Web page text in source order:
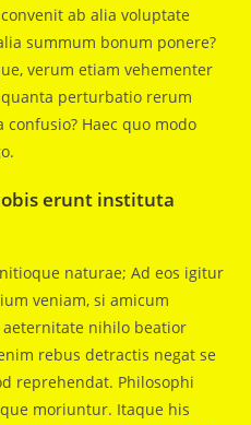
ab alia voluptate
summum bonum ponere?
verum etiam vehementer
perturbatio rerum
Haec quo modo
erunt instituta
naturae; Ad eos igitur
veniam, si amicum
nihilo beatior
rebus detractis negat se
reprehendat. Philosophi
moriuntur. Itaque his